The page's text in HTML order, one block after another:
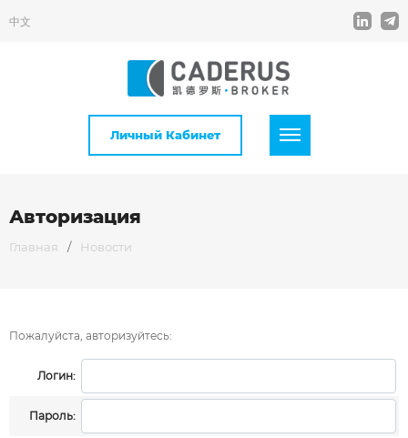
中文
Личный Кабинет
Авторизация
Главная / Новости
Пожалуйста, авторизуйтесь:
Логин:
Пароль: